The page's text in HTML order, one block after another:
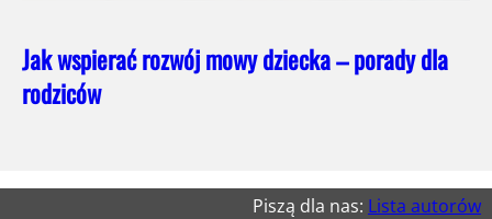
Jak wspierać rozwój mowy dziecka – porady dla
rodziców
Piszą dla nas: Lista autorów